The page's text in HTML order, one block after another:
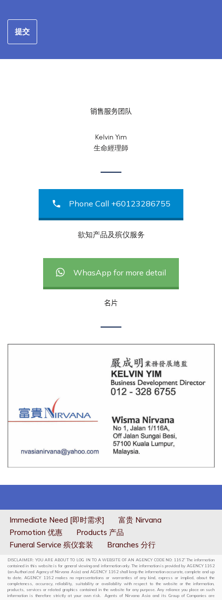
销售服务团队
Kelvin Yim
生命經理師
Phone Call +60123286755
欲知产品及殡仪服务
WhasApp for more detail
名片
Immediate Need [即时需求]
富贵 Nirvana
Promotion 优惠
Products 产品
Funeral Service 殡仪套装
Branches 分行
DISCLAIMER: YOU ARE ABOUT TO LOG IN TO A WEBSITE OF AN AGENCY CODE NO: 1162” The information
contained in this website is for general viewing and information only. The information is provided by AGENCY 1162
(an Authorized Agency of Nirvana Asia) and AGENCY 1162 shall keep the information accurate, complete and up
to date. AGENCY 1162 makes no representations or warranties of any kind, express or implied, about the
completeness, accuracy, reliability, suitability or availability with respect to the website or the information,
products, services or related graphics contained in the website for any purpose. Any reliance you place on such
information is therefore strictly at your own risk. Agents of Nirvana Asia and its Group of Companies are